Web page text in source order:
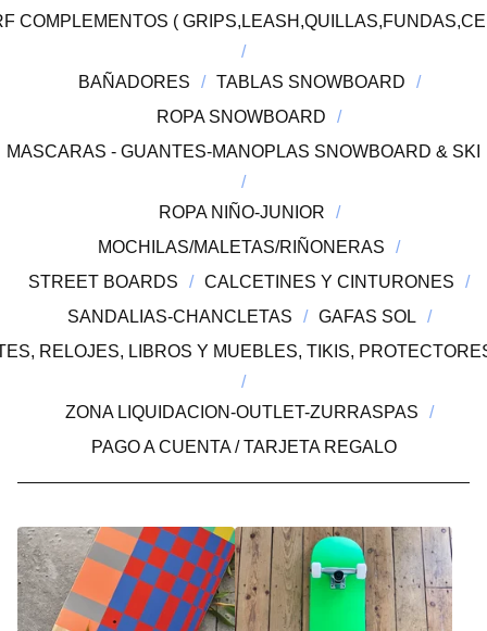
COMPLEMENTOS (
BAÑADORES
TABLAS SNOWBOARD
ROPA SNOWBOARD
MASCARAS - GUANTES-MANOPLAS SNOWBOARD & SKI
ROPA NIÑO-JUNIOR
MOCHILAS/MALETAS/RIÑONERAS
STREET BOARDS
CALCETINES Y CINTURONES
SANDALIAS-CHANCLETAS
GAFAS SOL
RELOJES, LIBROS Y MUEBLES, TIKIS,
ZONA LIQUIDACION-OUTLET-ZURRASPAS
PAGO A CUENTA / TARJETA REGALO